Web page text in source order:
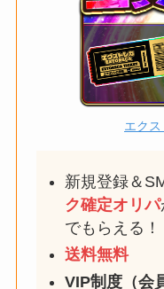
エク
新規登録＆
ク確定オリパ
でもらえる！
送料無料
VIP制度（会